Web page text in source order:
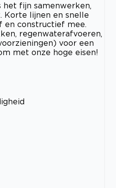
het fijn samenwerken,
Korte lijnen en snelle
en constructief mee.
regenwaterafvoeren,
voor een
met onze hoge eisen!